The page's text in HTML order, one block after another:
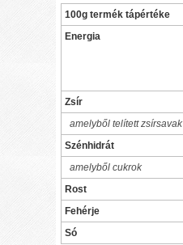
100g termék tápértéke
Zsír
amelyből telített zsírsavak
Szénhidrát
amelyből cukrok
Rost
Fehérje
Só